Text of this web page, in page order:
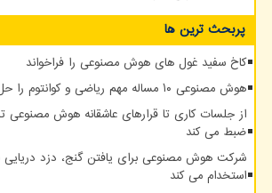
پربحث ترین ها
کاخ سفید غول های هوش مصنوعی را فراخواند
هوش مصنوعی ۱۰ مساله مهم ریاضی و کوانتوم را حل کرد
از جلسات کاری تا قرارهای عاشقانه هوش مصنوعی
ضبط می کند
شرکت هوش مصنوعی برای یافتن گنج، دزد دریایی
استخدام می کند